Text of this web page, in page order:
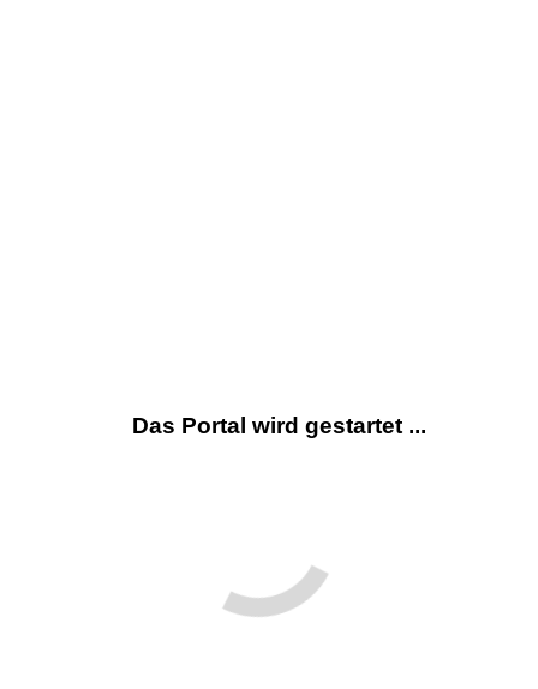
Das Portal wird gestartet ...